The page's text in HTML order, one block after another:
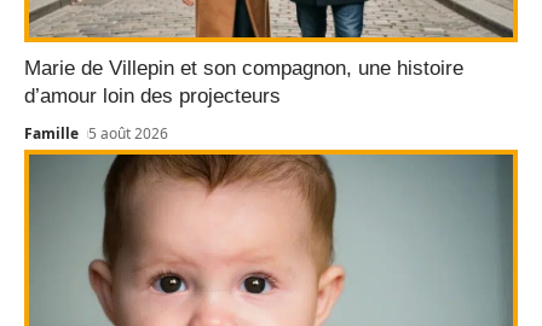
Marie de Villepin et son compagnon, une histoire
d’amour loin des projecteurs
Famille 5 août 2026